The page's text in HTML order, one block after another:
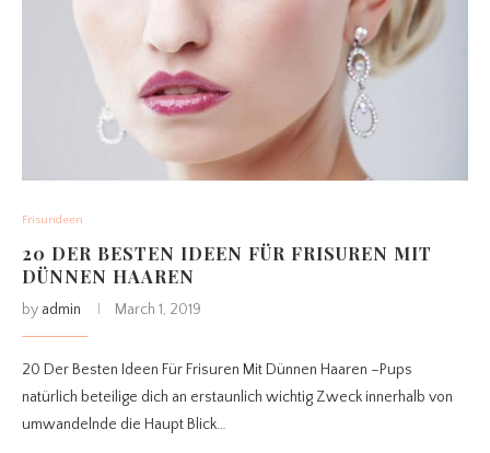
Frisurideen
20 DER BESTEN IDEEN FÜR FRISUREN MIT
DÜNNEN HAAREN
by admin March 1, 2019
20 Der Besten Ideen Für Frisuren Mit Dünnen Haaren –Pups
natürlich beteilige dich an erstaunlich wichtig Zweck innerhalb von
umwandelnde die Haupt Blick…